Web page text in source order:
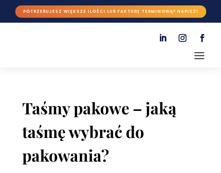
POTRZEBUJESZ WIĘKSZE ILOŚCI LUB FAKTURĘ TERMINOWĄ? NAPISZ!
Taśmy pakowe – jaką
taśmę wybrać do
pakowania?